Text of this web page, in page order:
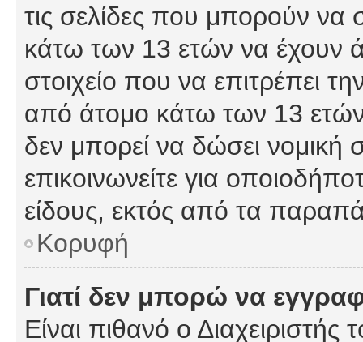
τις σελίδες που μπορούν να
κάτω των 13 ετών να έχουν
στοιχείο που να επιτρέπει
από άτομο κάτω των 13
δεν μπορεί να δώσει νομική
επικοινωνείτε για
είδους, εκτός από τα
Κορυφή
Γιατί δεν μπορώ να
Είναι πιθανό ο